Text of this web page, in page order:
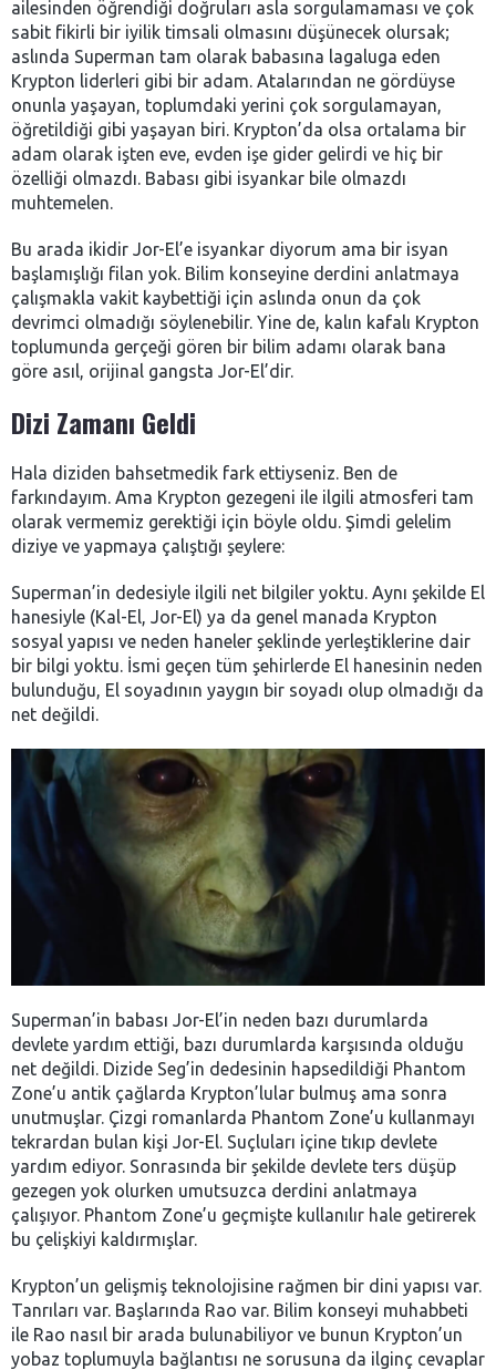
ailesinden öğrendiği doğruları asla sorgulamaması ve çok
sabit fikirli bir iyilik timsali olmasını düşünecek olursak;
aslında Superman tam olarak babasına lagaluga eden
Krypton liderleri gibi bir adam. Atalarından ne gördüyse
onunla yaşayan, toplumdaki yerini çok sorgulamayan,
öğretildiği gibi yaşayan biri. Krypton’da olsa ortalama bir
adam olarak işten eve, evden işe gider gelirdi ve hiç bir
özelliği olmazdı. Babası gibi isyankar bile olmazdı
muhtemelen.
Bu arada ikidir Jor-El’e isyankar diyorum ama bir isyan
başlamışlığı filan yok. Bilim konseyine derdini anlatmaya
çalışmakla vakit kaybettiği için aslında onun da çok
devrimci olmadığı söylenebilir. Yine de, kalın kafalı Krypton
toplumunda gerçeği gören bir bilim adamı olarak bana
göre asıl, orijinal gangsta Jor-El’dir.
Dizi Zamanı Geldi
Hala diziden bahsetmedik fark ettiyseniz. Ben de
farkındayım. Ama Krypton gezegeni ile ilgili atmosferi tam
olarak vermemiz gerektiği için böyle oldu. Şimdi gelelim
diziye ve yapmaya çalıştığı şeylere:
Superman’in dedesiyle ilgili net bilgiler yoktu. Aynı şekilde El
hanesiyle (Kal-El, Jor-El) ya da genel manada Krypton
sosyal yapısı ve neden haneler şeklinde yerleştiklerine dair
bir bilgi yoktu. İsmi geçen tüm şehirlerde El hanesinin neden
bulunduğu, El soyadının yaygın bir soyadı olup olmadığı da
net değildi.
Superman’in babası Jor-El’in neden bazı durumlarda
devlete yardım ettiği, bazı durumlarda karşısında olduğu
net değildi. Dizide Seg’in dedesinin hapsedildiği Phantom
Zone’u antik çağlarda Krypton’lular bulmuş ama sonra
unutmuşlar. Çizgi romanlarda Phantom Zone’u kullanmayı
tekrardan bulan kişi Jor-El. Suçluları içine tıkıp devlete
yardım ediyor. Sonrasında bir şekilde devlete ters düşüp
gezegen yok olurken umutsuzca derdini anlatmaya
çalışıyor. Phantom Zone’u geçmişte kullanılır hale getirerek
bu çelişkiyi kaldırmışlar.
Krypton’un gelişmiş teknolojisine rağmen bir dini yapısı var.
Tanrıları var. Başlarında Rao var. Bilim konseyi muhabbeti
ile Rao nasıl bir arada bulunabiliyor ve bunun Krypton’un
yobaz toplumuyla bağlantısı ne sorusuna da ilginç cevaplar